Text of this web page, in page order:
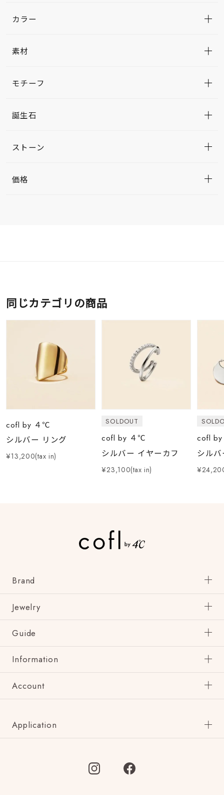
カラー
素材
モチーフ
誕生石
ストーン
価格
同じカテゴリの商品
cofl by ４℃
シルバー リング
¥13,200(tax in)
SOLDOUT
cofl by ４℃
シルバー イヤーカフ
¥23,100(tax in)
cofl
シル
Brand
Jewelry
Guide
Information
Account
Application